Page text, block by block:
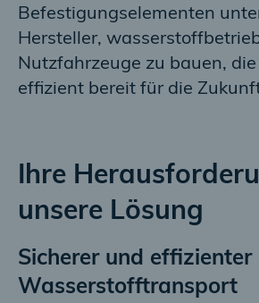
Befestigungselementen
Hersteller,
Nutzfahrzeuge zu bauen,
effizient bereit für die
Ihre
unsere Lösung
Sicherer und effizienter
Wasserstofftransport